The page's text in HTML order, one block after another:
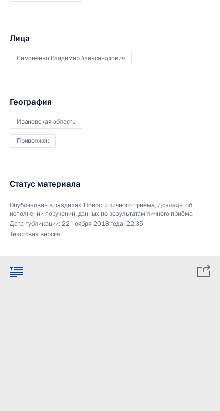
Лица
Симоненко Владимир Александрович
География
Ивановская область
Приволжск
Статус материала
Опубликован в разделах: Новости личного приёма,Доклады об
исполнении поручений, данных по результатам личного приёма
Дата публикации:22 ноября 2018 года, 22:35
Текстовая версия